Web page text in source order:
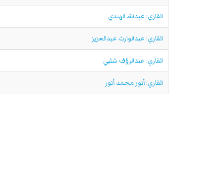
القاري: عبدالله الهندي
القاري: عبدالوارث عبدالعزيز
القاري: عبدالرؤف شلبي
القاري: أنور محمد أنور